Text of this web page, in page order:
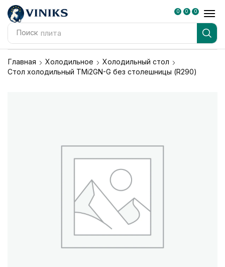
Поиск плита
0 0 0
Главная Холодильное
Холодильный стол
Стол холодильный TMi2GN-G без столешницы (R290)